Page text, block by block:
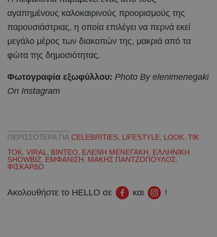
αγαπημένους καλοκαιρινούς προορισμούς της
παρουσιάστριας, η οποία επιλέγει να περνά εκεί
μεγάλο μέρος των διακοπών της, μακριά από τα
φώτα της δημοσιότητας.
Φωτογραφία εξωφύλλου: Photo By elenimenegaki
On Instagram
ΠΕΡΙΣΣΟΤΕΡΑ ΓΙΑ CELEBRITIES, LIFESTYLE, LOOK, TIK
TOK, VIRAL , ΒΙΝΤΕΟ, ΕΛΕΝΗ ΜΕΝΕΓΑΚΗ, ΕΛΛΗΝΙΚΗ
SHOWBIZ, ΕΜΦΑΝΙΣΗ, ΜΑΚΗΣ ΠΑΝΤΖΟΠΟΥΛΟΣ,
ΦΙΣΚΑΡΔΟ
Ακολουθήστε το HELLO σε και !